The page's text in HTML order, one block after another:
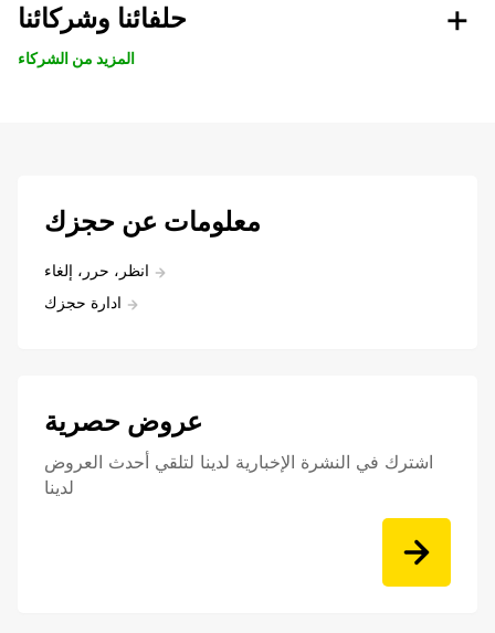
حلفائنا وشركائنا
المزيد من الشركاء
معلومات عن حجزك
انظر، حرر، إلغاء
ادارة حجزك
عروض حصرية
اشترك في النشرة الإخبارية لدينا لتلقي أحدث العروض
لدينا